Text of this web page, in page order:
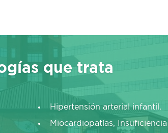
que trata
Hipertensión arterial infantil.
Miocardiopatías,